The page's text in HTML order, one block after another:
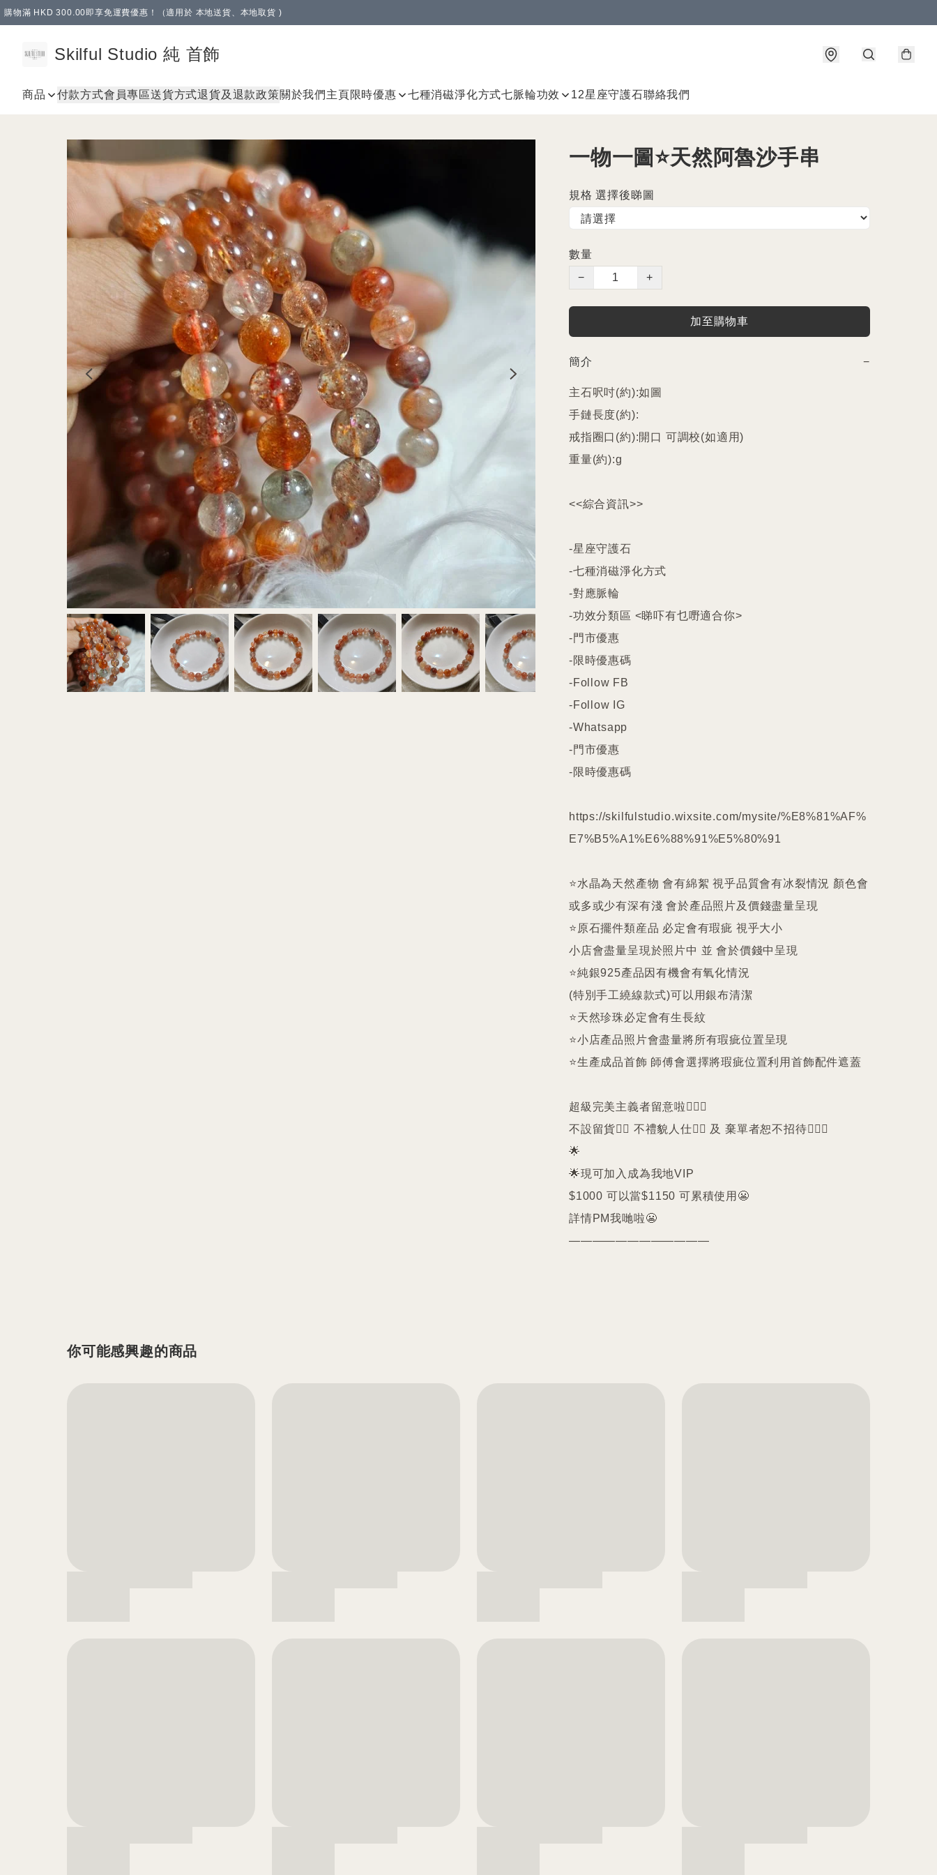
購物滿 HKD 300.00即享免運費優惠！（適用於 本地送貨、本地取貨 )
Skilful Studio 純 首飾
商品 付款方式會員專區送貨方式退貨及退款政策關於我們 主頁限時優惠 七種消磁淨化方式七脈輪功效 12星座守護石聯絡我們
一物一圖⭐️天然阿魯沙手串
規格 選擇後睇圖
數量
−
+
加至購物車
簡介 −
主石呎吋(約):如圖
手鏈長度(約):
戒指圈口(約):開口 可調校(如適用)
重量(約):g
<<綜合資訊>>
-星座守護石
-七種消磁淨化方式
-對應脈輪
-功效分類區 <睇吓有乜嘢適合你>
-門市優惠
-限時優惠碼
-Follow FB
-Follow IG
-Whatsapp
-門市優惠
-限時優惠碼
https://skilfulstudio.wixsite.com/mysite/%E8%81%AF%
E7%B5%A1%E6%88%91%E5%80%91
⭐️水晶為天然產物 會有綿絮 視乎品質會有冰裂情況 顏色會
或多或少有深有淺 會於產品照片及價錢盡量呈現
⭐️原石擺件類産品 必定會有瑕疵 視乎大小
小店會盡量呈現於照片中 並 會於價錢中呈現
⭐️純銀925產品因有機會有氧化情況
(特別手工繞線款式)可以用銀布清潔
⭐️天然珍珠必定會有生長紋
⭐️小店產品照片會盡量將所有瑕疵位置呈現
⭐️生產成品首飾 師傅會選擇將瑕疵位置利用首飾配件遮蓋
超級完美主義者留意啦🙇🏻‍♀️
不設留貨🙅‍♀️ 不禮貌人仕🙅‍♀️ 及 棄單者恕不招待🙇🏻‍♀️
🌟
🌟現可加入成為我地VIP
$1000 可以當$1150 可累積使用😬
詳情PM我哋啦😬
————————————
你可能感興趣的商品